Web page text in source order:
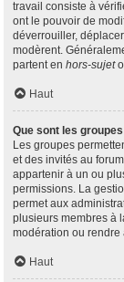
travail consiste à
ont le pouvoir de
déverrouiller,
modèrent.
partent en hors-sujet
Haut
Que sont les
Les groupes
et des invités au
appartenir à un ou
permissions. La
permet aux
plusieurs membres à
modération ou rendre
Haut